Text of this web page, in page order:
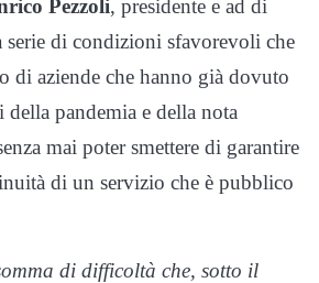
Pezzoli, presidente e ad di
di condizioni sfavorevoli che
di aziende che hanno già dovuto
pandemia e della nota
mai poter smettere di garantire
di un servizio che è pubblico
di difficoltà che, sotto il